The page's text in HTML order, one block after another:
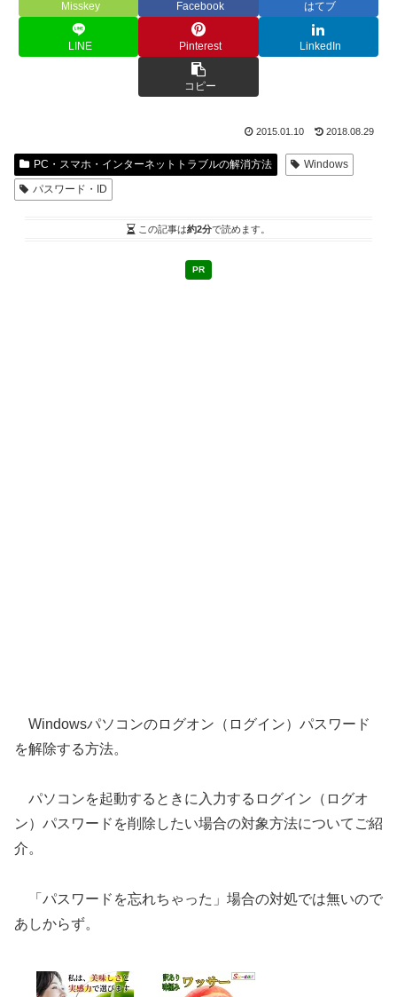
Misskey Facebook はてブ
LINE Pinterest LinkedIn
コピー
2015.01.10 2018.08.29
PC・スマホ・インターネットトラブルの解消方法
Windows
パスワード・ID
この記事は約2分で読めます。
PR
Windowsパソコンのログオン（ログイン）パスワード
を解除する方法。
パソコンを起動するときに入力するログイン（ログオ
ン）パスワードを削除したい場合の対象方法についてご紹
介。
「パスワードを忘れちゃった」場合の対処では無いので
あしからず。